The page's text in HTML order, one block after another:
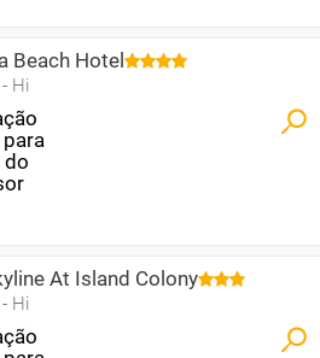
Beach Hotel
Hi
At Island Colony
Hi